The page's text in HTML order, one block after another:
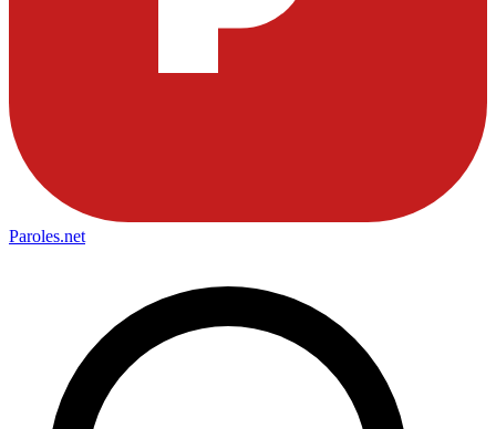
Paroles.net